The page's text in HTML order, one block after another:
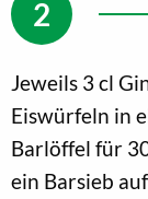
Jeweils 3 cl
Eiswürfeln in
Barlöffel für
ein Barsieb